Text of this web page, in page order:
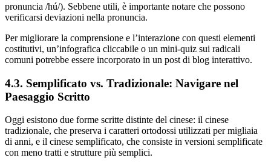
pronuncia /hú/). Sebbene utili, è importante notare che possono
verificarsi deviazioni nella pronuncia.
Per migliorare la comprensione e l’interazione con questi elementi
costitutivi, un’infografica cliccabile o un mini-quiz sui radicali
comuni potrebbe essere incorporato in un post di blog interattivo.
4.3. Semplificato vs. Tradizionale: Navigare nel
Paesaggio Scritto
Oggi esistono due forme scritte distinte del cinese: il cinese
tradizionale, che preserva i caratteri ortodossi utilizzati per migliaia
di anni, e il cinese semplificato, che consiste in versioni semplificate
con meno tratti e strutture più semplici.